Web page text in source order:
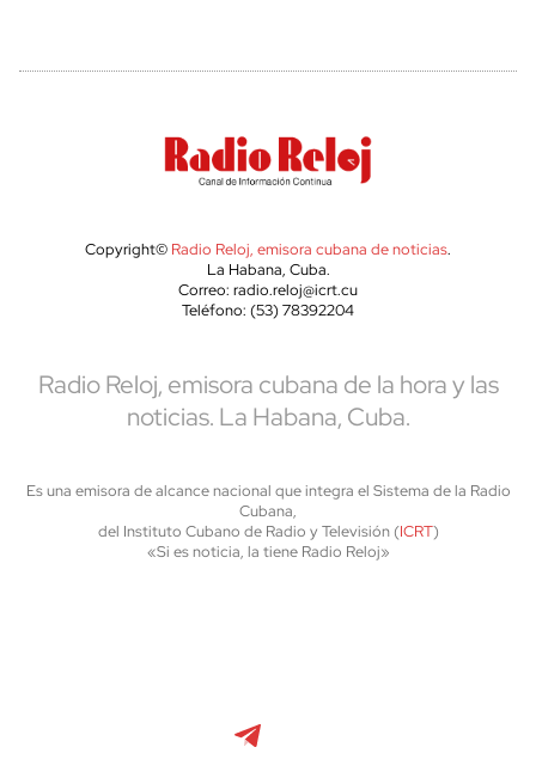
Copyright© Radio Reloj, emisora cubana de noticias.
La Habana, Cuba.
Correo: radio.reloj@icrt.cu
Teléfono: (53) 78392204
Radio Reloj, emisora cubana de la hora y las
noticias. La Habana, Cuba.
Es una emisora de alcance nacional que integra el Sistema de la Radio
Cubana,
del Instituto Cubano de Radio y Televisión (ICRT)
«Si es noticia, la tiene Radio Reloj»